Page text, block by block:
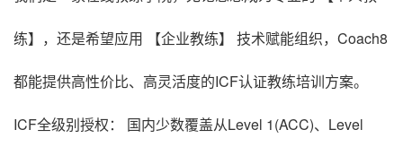
练】，还是希望应用 【企业教练】 技术赋能组织，Coach8
都能提供高性价比、高灵活度的ICF认证教练培训方案。
ICF全级别授权： 国内少数覆盖从Level 1(ACC)、Level